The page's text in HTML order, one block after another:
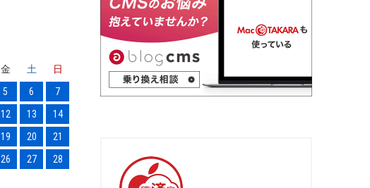
金 土
日
5 6
7
12 13
14
19 20
21
26 27
28